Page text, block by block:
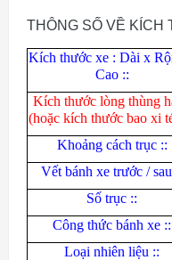
THÔNG SỐ VỀ KÍCH
Kích thước xe : Dài x
Cao ::
Kích thước lòng thùng
(hoặc kích thước bao xi
Khoảng cách trục ::
Vết bánh xe trước /
Số trục ::
Công thức bánh xe ::
Loại nhiên liệu ::